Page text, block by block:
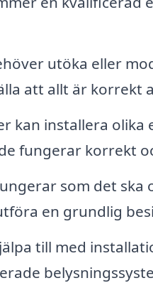
utöka eller
att allt är korrekt
kan installera olika
fungerar korrekt
som det ska
en grundlig
till med